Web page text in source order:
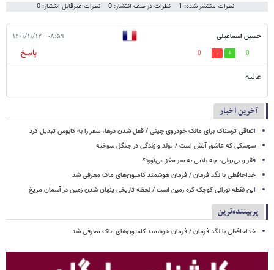
نظرات منتشر شده: 1 نظرات در صف انتشار: 0 نظرات غیرقابل انتشار: 0
حسین اسماعیلی ۰۸:۵۹ - ۱۴۰۱/۱۱/۱۲
0
0
پاسخ
عالیه
آخرین اخبار
اتفاقی ترسناک برای مالک خودروی چینی / قفل شدن درها، سفر را به کابوس تبدیل کرد
سوسکی که عاشق آتش است / تولد و زندگی در جنگل سوخته
فقر و بی‌پولی، چه بلایی به سر مغز می‌آورد؟
خداحافظی با لگد فرمان / فرمان هوشمند کامیون‌های ماک معرفی شد
این نقطه نورانی کوچک کره زمین است / لحظه تاریخی پنهان شدن زمین در آسمان مریخ
پربیننده‌ترین
خداحافظی با لگد فرمان / فرمان هوشمند کامیون‌های ماک معرفی شد